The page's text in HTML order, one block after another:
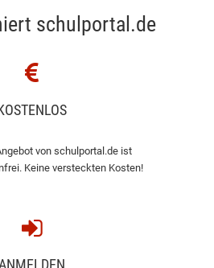
schulportal.de
von schulportal.de ist
Keine versteckten Kosten!